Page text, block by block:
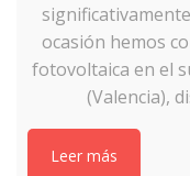
ocasión hemos
fotovoltaica en el
(Valencia),
Leer más